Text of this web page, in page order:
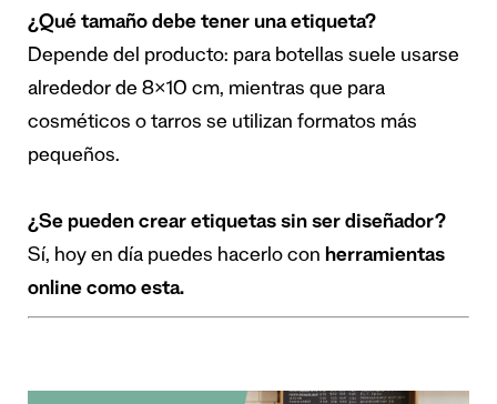
¿Qué tamaño debe tener una etiqueta?
Depende del producto: para botellas suele usarse
alrededor de 8×10 cm, mientras que para
cosméticos o tarros se utilizan formatos más
pequeños.
¿Se pueden crear etiquetas sin ser diseñador?
Sí, hoy en día puedes hacerlo con herramientas
online como esta.